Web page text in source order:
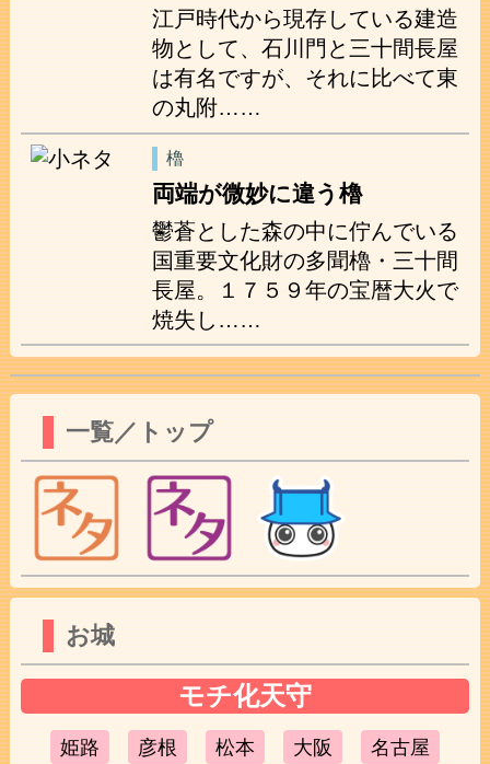
江戸時代から現存している建造
物として、石川門と三十間長屋
は有名ですが、それに比べて東
の丸附……
櫓
両端が微妙に違う櫓
鬱蒼とした森の中に佇んでいる
国重要文化財の多聞櫓・三十間
長屋。１７５９年の宝暦大火で
焼失し……
一覧／トップ
お城
モチ化天守
姫路 彦根 松本 大阪 名古屋